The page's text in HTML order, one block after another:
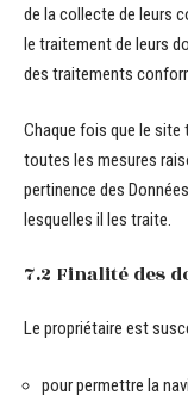
de la collecte de leurs
le traitement de leurs
des traitements
Chaque fois que le site
toutes les mesures
pertinence des
lesquelles il les traite.
7.2 Finalité des
Le propriétaire est
pour permettre la